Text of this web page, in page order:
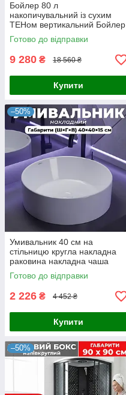
Бойлер 80 л
накопичувальний із сухим
ТЕНом вертикальний Бойлер
80 літрів із сухим теном
Готово до відправки
9 280 ₴ 18 560 ₴
Купити
–50%
Умивальник 40 см на
стільницю кругла накладна
раковина накладна чаша
Готово до відправки
2 226 ₴ 4 452 ₴
Купити
–50%